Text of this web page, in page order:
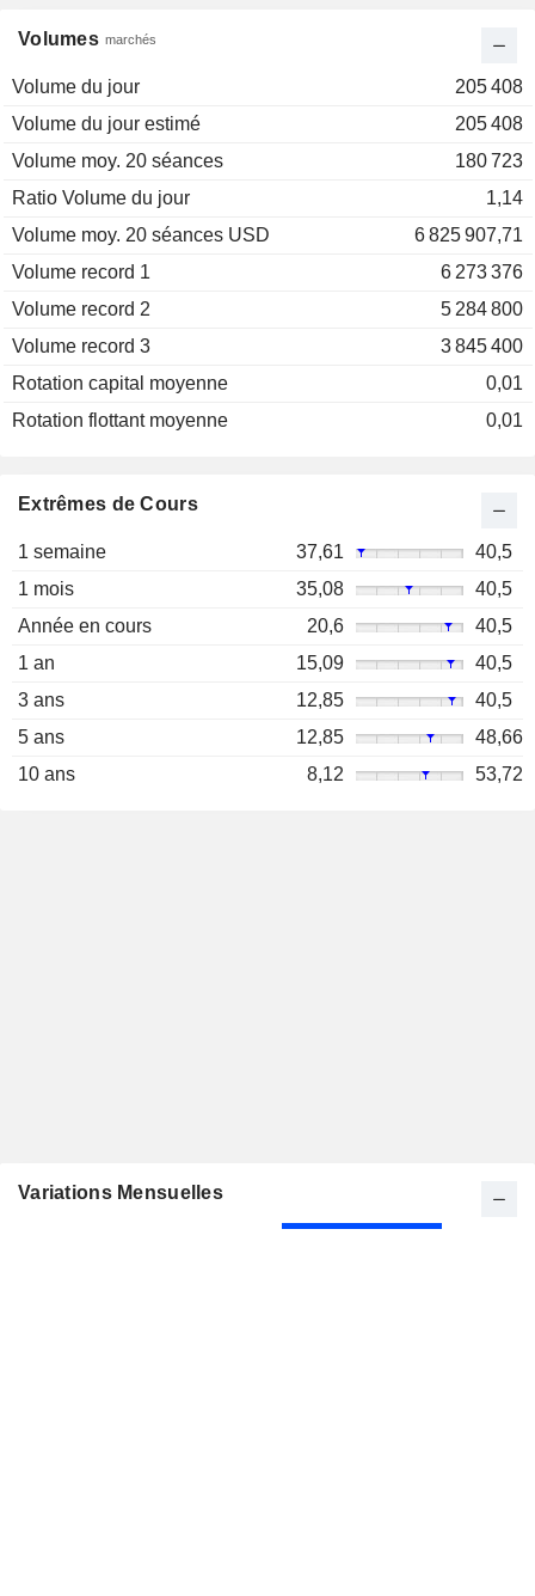
Volumes marchés
Volume du jour
205 408
Volume du jour estimé
205 408
Volume moy. 20 séances
180 723
Ratio Volume du jour
1,14
Volume moy. 20 séances USD
6 825 907,71
Volume record 1
6 273 376
Volume record 2
5 284 800
Volume record 3
3 845 400
Rotation capital moyenne
0,01
Rotation flottant moyenne
0,01
Extrêmes de Cours
1 semaine 37,61
40,5
1 mois
35,08
40,5
Année en cours
20,6
40,5
1 an
15,09
40,5
3 ans
12,85
40,5
5 ans
12,85
48,66
10 ans
8,12 53,72
Variations Mensuelles